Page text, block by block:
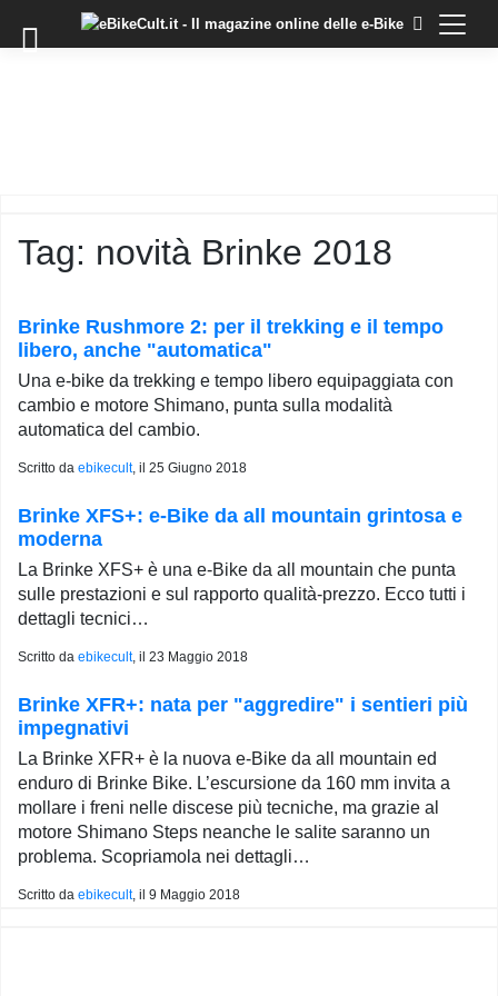
×
TUTORIAL
DI
EBIKECULT
CONTATTI
PRIVACY
POLICY
Tag: novità Brinke 2018
Brinke Rushmore 2: per il trekking e il tempo
libero, anche "automatica"
Una e-bike da trekking e tempo libero equipaggiata con
cambio e motore Shimano, punta sulla modalità
automatica del cambio.
Scritto da ebikecult, il 25 Giugno 2018
Brinke XFS+: e-Bike da all mountain grintosa e
moderna
La Brinke XFS+ è una e-Bike da all mountain che punta
sulle prestazioni e sul rapporto qualità-prezzo. Ecco tutti i
dettagli tecnici…
Scritto da ebikecult, il 23 Maggio 2018
Brinke XFR+: nata per "aggredire" i sentieri più
impegnativi
La Brinke XFR+ è la nuova e-Bike da all mountain ed
enduro di Brinke Bike. L’escursione da 160 mm invita a
mollare i freni nelle discese più tecniche, ma grazie al
motore Shimano Steps neanche le salite saranno un
problema. Scopriamola nei dettagli…
Scritto da ebikecult, il 9 Maggio 2018